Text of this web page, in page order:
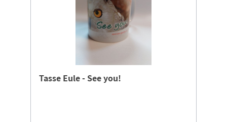
Tasse Eule - See you!